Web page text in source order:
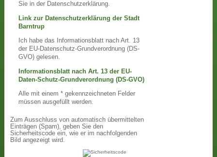
Sie in der Datenschutzerklärung.
Link zur Datenschutzerklärung der Stadt
Barntrup
Ich habe das Informationsblatt nach Art. 13
der EU-Datenschutz-Grundverordnung (DS-
GVO) gelesen.
Informationsblatt nach Art. 13 der EU-
Daten-Schutz-Grundverordnung (DS-GVO)
Alle mit einem * gekennzeichneten Felder
müssen ausgefüllt werden.
Zum Ausschluss von automatisch übermittelten
Einträgen (Spam), geben Sie den
Sicherheitscode ein, wie er im nachfolgenden
Bild angezeigt wird.